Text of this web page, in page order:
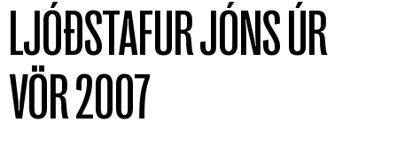
LJÓÐSTAFUR JÓNS ÚR
VÖR 2007